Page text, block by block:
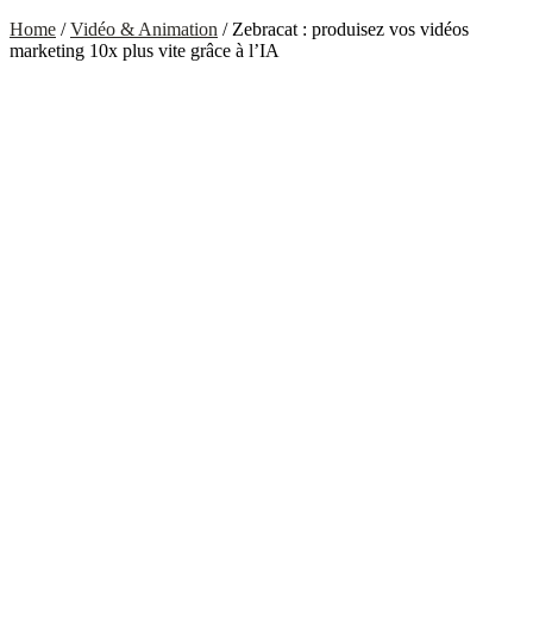
Home /Vidéo & Animation / Zebracat : produisez vos vidéos
marketing 10x plus vite grâce à l’IA